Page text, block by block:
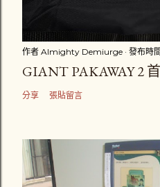
作者 Almighty Demiurge 發布時間
GIANT PAKAWAY 2
分享 張貼留言